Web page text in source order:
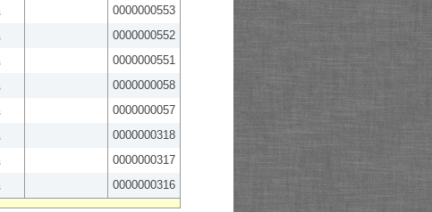
0000000553
0000000552
0000000551
0000000058
0000000057
0000000318
0000000317
0000000316